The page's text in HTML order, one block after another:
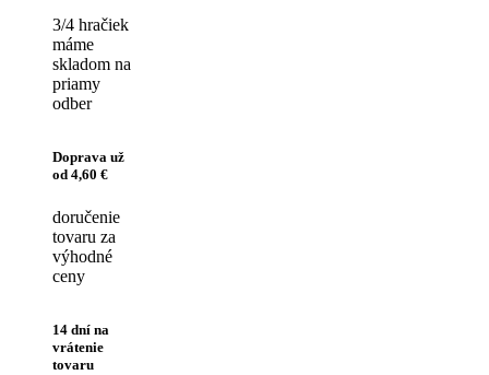
3/4 hračiek
máme
skladom na
priamy
odber
Doprava už
od 4,60 €
doručenie
tovaru za
výhodné
ceny
14 dní na
vrátenie
tovaru